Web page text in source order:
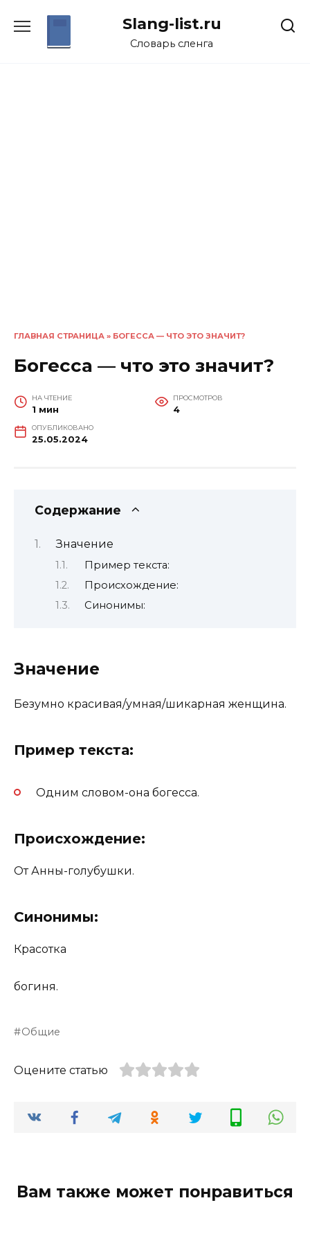
Slang-list.ru
Словарь сленга
ГЛАВНАЯ СТРАНИЦА » БОГЕССА — ЧТО ЭТО ЗНАЧИТ?
Богесса — что это значит?
НА ЧТЕНИЕ
1 мин
ПРОСМОТРОВ
4
ОПУБЛИКОВАНО
25.05.2024
Содержание
Значение
Пример текста:
Происхождение:
Синонимы:
Значение
Безумно красивая/умная/шикарная женщина.
Пример текста:
Одним словом-она богесса.
Происхождение:
От Анны-голубушки.
Синонимы:
Красотка
богиня.
Общие
Оцените статью
Вам также может понравиться